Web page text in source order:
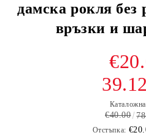
дамска рокля без
връзки и
€40.00
Отстъпка: